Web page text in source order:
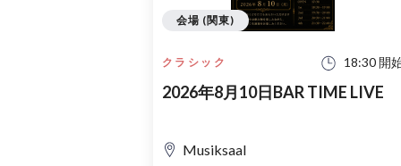
クラシック 18:30 開
2026年8月10日BAR TIME LIVE
Musiksaal
会場 (関東)